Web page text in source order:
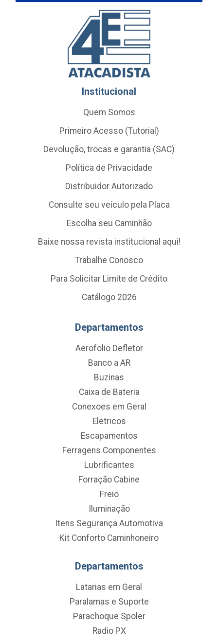
Institucional
Quem Somos
Primeiro Acesso (Tutorial)
Devolução, trocas e garantia (SAC)
Política de Privacidade
Distribuidor Autorizado
Consulte seu veículo pela Placa
Escolha seu Caminhão
Baixe nossa revista institucional aqui!
Trabalhe Conosco
Para Solicitar Limite de Crédito
Catálogo 2026
Departamentos
Aerofolio Defletor
Banco a AR
Buzinas
Caixa de Bateria
Conexoes em Geral
Eletricos
Escapamentos
Ferragens Componentes
Lubrificantes
Forração Cabine
Freio
Iluminação
Itens Segurança Automotiva
Kit Conforto Caminhoneiro
Departamentos
Latarias em Geral
Paralamas e Suporte
Parachoque Spoler
Radio PX